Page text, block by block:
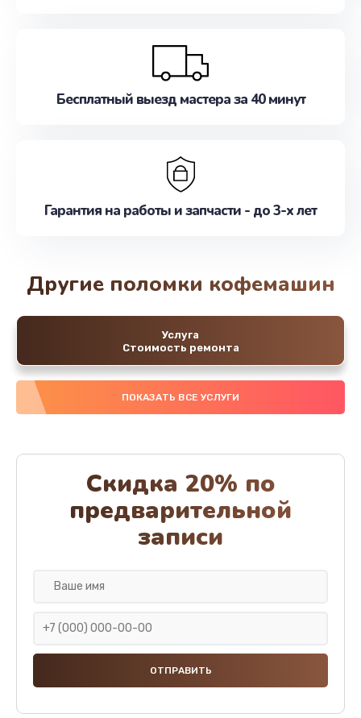
Бесплатный выезд мастера за 40 минут
Гарантия на работы и запчасти - до 3-х лет
Другие поломки кофемашин
Услуга
Стоимость ремонта
ПОКАЗАТЬ ВСЕ УСЛУГИ
Скидка 20% по
предварительной
записи